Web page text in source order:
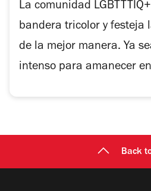
La comunidad
bandera tricolor y festeja
de la mejor manera. Ya
intenso para amanecer
Back